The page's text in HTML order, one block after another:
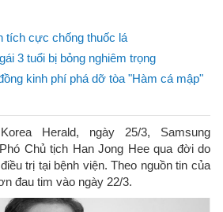
tích cực chống thuốc lá
3 tuổi bị bỏng nghiêm trọng
kinh phí phá dỡ tòa "Hàm cá mập"
Herald, ngày 25/3, Samsung
Chủ tịch Han Jong Hee qua đời do
trị tại bệnh viện. Theo nguồn tin của
đau tim vào ngày 22/3.